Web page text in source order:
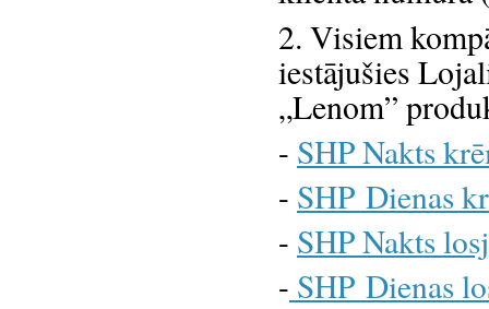
2. Visiem
iestājušies
„Lenom”
- SHP Nakts
- SHP Dienas
- SHP Nakts
- SHP Dienas